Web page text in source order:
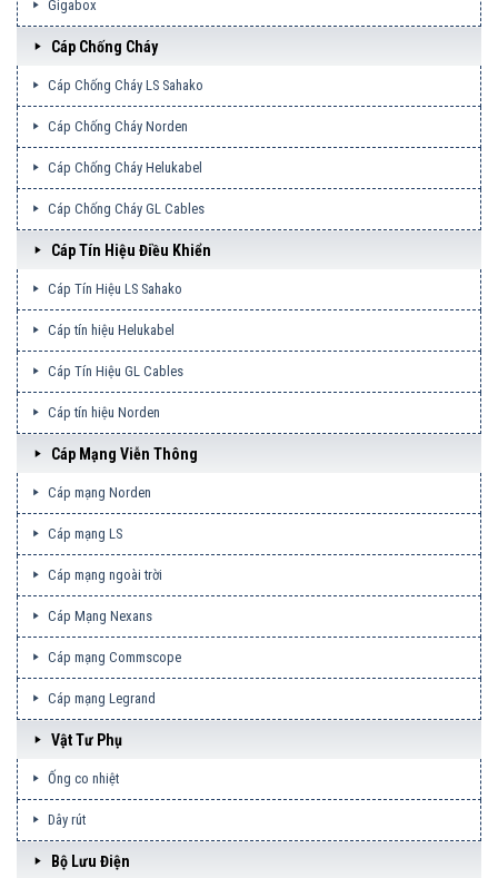
Gigabox
Cáp Chống Cháy
Cáp Chống Cháy LS Sahako
Cáp Chống Cháy Norden
Cáp Chống Cháy Helukabel
Cáp Chống Cháy GL Cables
Cáp Tín Hiệu Điều Khiển
Cáp Tín Hiệu LS Sahako
Cáp tín hiệu Helukabel
Cáp Tín Hiệu GL Cables
Cáp tín hiệu Norden
Cáp Mạng Viễn Thông
Cáp mạng Norden
Cáp mạng LS
Cáp mạng ngoài trời
Cáp Mạng Nexans
Cáp mạng Commscope
Cáp mạng Legrand
Vật Tư Phụ
Ống co nhiệt
Dây rút
Bộ Lưu Điện